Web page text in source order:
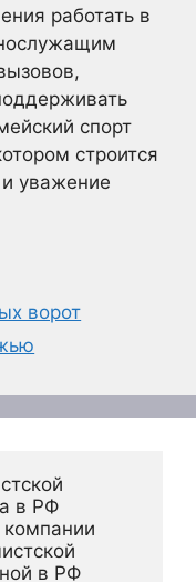
работать в
спорт
строится
уважение
ворот
в РФ
в РФ